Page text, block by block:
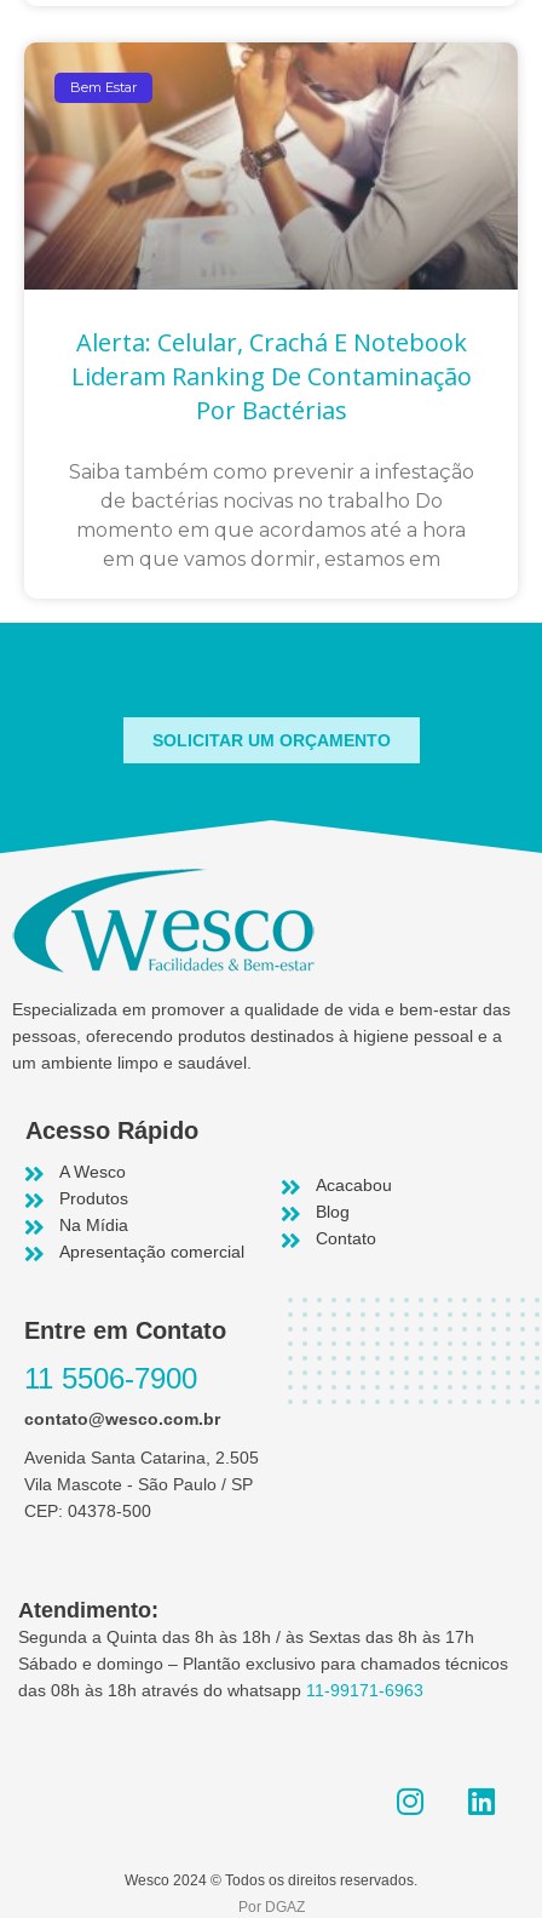
Bem Estar
Alerta: Celular, Crachá E Notebook
Lideram Ranking De Contaminação
Por Bactérias
Saiba também como prevenir a infestação
de bactérias nocivas no trabalho Do
momento em que acordamos até a hora
em que vamos dormir, estamos em
SOLICITAR UM ORÇAMENTO
Especializada em promover a qualidade de vida e bem-estar das
pessoas, oferecendo produtos destinados à higiene pessoal e a
um ambiente limpo e saudável.
Acesso Rápido
A Wesco
Produtos
Na Mídia
Apresentação comercial
Acacabou
Blog
Contato
Entre em Contato
11 5506-7900
contato@wesco.com.br
Avenida Santa Catarina, 2.505
Vila Mascote - São Paulo / SP
CEP: 04378-500
Atendimento:
Segunda a Quinta das 8h às 18h / às Sextas das 8h às 17h
Sábado e domingo – Plantão exclusivo para chamados técnicos
das 08h às 18h através do whatsapp 11-99171-6963
n
a
i
Wesco 2024 © Todos os direitos reservados.
Por DGAZ